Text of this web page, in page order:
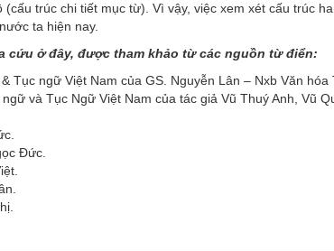
(cấu trúc chi tiết mục từ). Vì vậy, việc xem xét cấu trúc
ta hiện nay.
cứu ở đây, được tham khảo từ các nguồn từ điển:
Tục ngữ Việt Nam của GS. Nguyễn Lân – Nxb Văn
và Tục Ngữ Việt Nam của tác giả Vũ Thuý Anh, Vũ
Đức.